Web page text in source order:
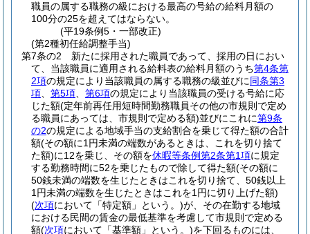
職員の属する職務の級における最高の号給の給料月額の
100分の25を超えてはならない。
(平19条例5・一部改正)
(第2種初任給調整手当)
第7条の2
新たに採用された職員であって、採用の日におい
て、当該職員に適用される給料表の給料月額のうち第4条第
2項の規定により当該職員の属する職務の級並びに同条第3
項
第5項 第6項の規定により当該職員の受ける号給に応
じた額(定年前再任用短時間勤務職員その他の市規則で定め
る職員にあっては、市規則で定める額)並びにこれに第9条
の2の規定による地域手当の支給割合を乗じて得た額の合計
額(その額に1円未満の端数があるときは、これを切り捨て
た額)に12を乗じ、その額を休暇等条例第2条第1項に規定
する勤務時間に52を乗じたもので除して得た額(その額に
50銭未満の端数を生じたときはこれを切り捨て、50銭以上
1円未満の端数を生じたときはこれを1円に切り上げた額)
(次項において「特定額」という。)が、その在勤する地域
における民間の賃金の最低基準を考慮して市規則で定める
額(次項において「基準額」という。)を下回るものには、